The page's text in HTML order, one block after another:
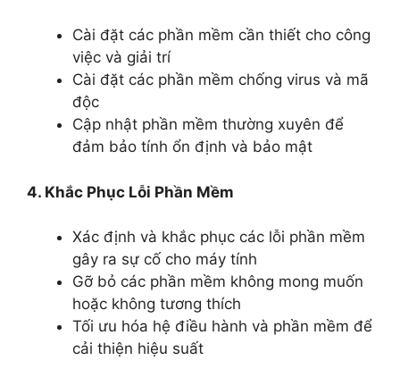
Cài đặt các phần mềm cần thiết cho công
việc và giải trí
Cài đặt các phần mềm chống virus và mã
độc
Cập nhật phần mềm thường xuyên để
đảm bảo tính ổn định và bảo mật
4. Khắc Phục Lỗi Phần Mềm
Xác định và khắc phục các lỗi phần mềm
gây ra sự cố cho máy tính
Gỡ bỏ các phần mềm không mong muốn
hoặc không tương thích
Tối ưu hóa hệ điều hành và phần mềm để
cải thiện hiệu suất